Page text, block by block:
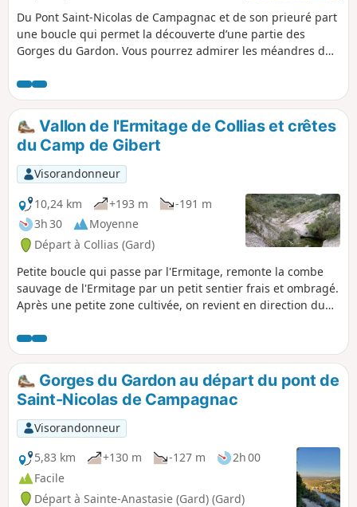
Du Pont Saint-Nicolas de Campagnac et de son prieuré part
une boucle qui permet la découverte d’une partie des
Gorges du Gardon. Vous pourrez admirer les méandres du
abritant derrière une porte en fer fermée des dessins de
mammouths et d’un félin datant du Paléolithique
supérieur), la Baume Percée, vue de dessus et d’en-dessous,
les falaises d’escalade de Russan…
Vallon de l'Ermitage de Collias et crêtes
du Camp de Gibert
Visorandonneur
10,24 km
+193 m
-191 m
3h 30
Moyenne
Départ à Collias (Gard)
Petite boucle qui passe par l'Ermitage, remonte la combe
sauvage de l'Ermitage par un petit sentier frais et ombragé.
Après une petite zone cultivée, on revient en direction du
sauvage de Fressinière. Cette fin de parcours offre une vue
superbe sur le Nord de la vallée, ses villages, le Mont
Bouquet, le Ventoux et le pont du Gard. Attention : éviter ce
circuit lorsque le rocher est mouillé car certaines parties
sont glissantes.
Gorges du Gardon au départ du pont de
Saint-Nicolas de Campagnac
Visorandonneur
5,83 km
+130 m -127 m
2h 00
Facile
Départ à Sainte-Anastasie (Gard) (Gard)